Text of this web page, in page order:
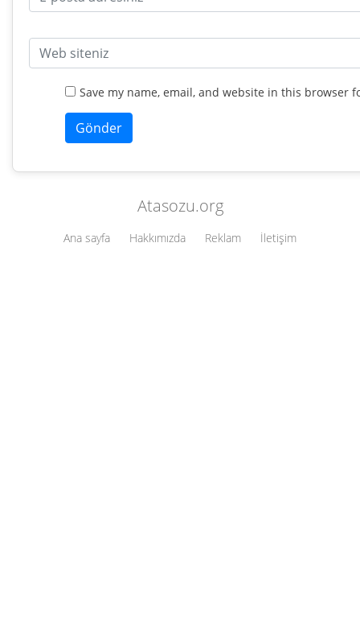
Save my name, email, and website in this browser
Atasozu.org
Ana sayfa Hakkımızda Reklam İletişim